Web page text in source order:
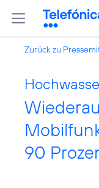
Zurück zu
90